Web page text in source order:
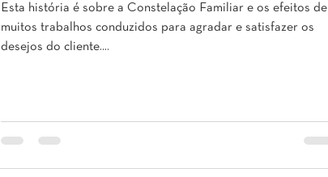
Esta história é sobre a Constelação Familiar e os efeitos de
muitos trabalhos conduzidos para agradar e satisfazer os
desejos do cliente....